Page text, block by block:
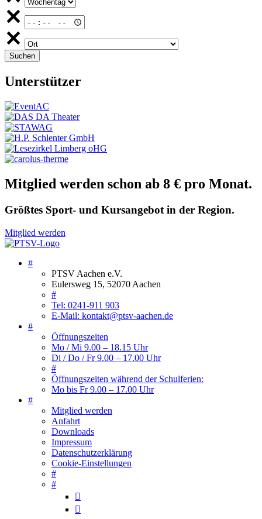
Unterstützer
Mitglied werden schon ab 8 € pro Monat.
Größtes Sport- und Kursangebot in der Region.
Mitglied werden
#
PTSV Aachen e.V.
Eulersweg 15, 52070 Aachen
#
Tel: 0241-911 903
E-Mail: kontakt@ptsv-aachen.de
#
Öffnungszeiten
Mo / Mi 9.00 – 18.15 Uhr
Di / Do / Fr 9.00 – 17.00 Uhr
#
Öffnungszeiten während der Schulferien:
Mo bis Fr 9.00 – 17.00 Uhr
#
Mitglied werden
Anfahrt
Downloads
Impressum
Datenschutzerklärung
Cookie-Einstellungen
#
#

